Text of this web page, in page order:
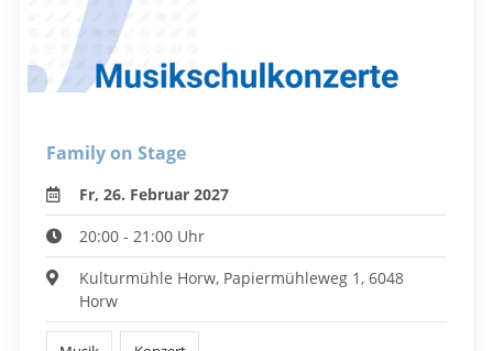
Family on Stage
Fr, 26. Februar 2027
20:00 - 21:00 Uhr
Kulturmühle Horw, Papiermühleweg 1, 6048
Horw